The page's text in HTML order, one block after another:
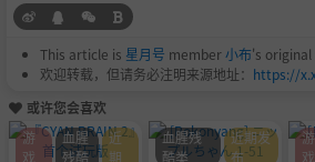
This article is 星月号 member小布's
欢迎转载，但请务必注明来源地址： https://
或许您会喜欢
游
戏
血腥
残酷
近
期
血腥残
酷类
近期发
布
游
戏